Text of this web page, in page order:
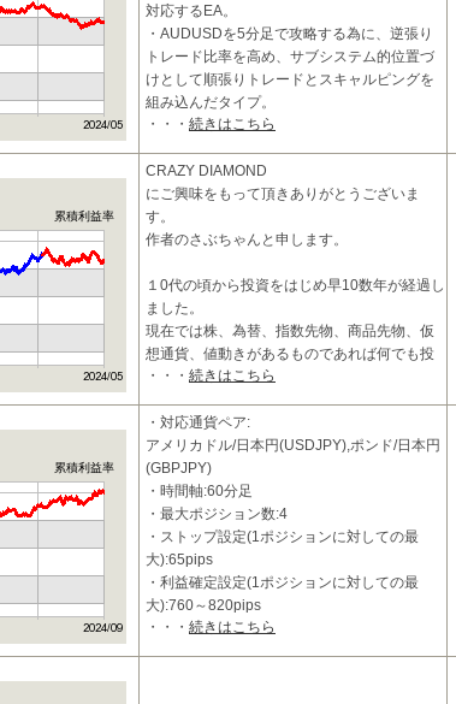
対応するEA。
・AUDUSDを5分足で攻略する為に、逆張り
トレード比率を高め、サブシステム的位置づ
けとして順張りトレードとスキャルピングを
組み込んだタイプ。
・最大で3ポジションまで保有。
・・・ 続きはこちら
累積利益率
CRAZY DIAMOND
にご興味をもって頂きありがとうございま
す。
作者のさぶちゃんと申します。
１0代の頃から投資をはじめ早10数年が経過し
ました。
現在では株、為替、指数先物、商品先物、仮
想通貨、値動きがあるものであれば何でも投
資対象にしております。
おかげ様
・・・ 続きはこちら
累積利益率
・対応通貨ペア:
アメリカドル/日本円(USDJPY),ポンド/日本円
(GBPJPY)
・時間軸:60分足
・最大ポジション数:4
・ストップ設定(1ポジションに対しての最
大):65pips
・利益確定設定(1ポジションに対しての最
大):760～820pips
・両建て:なし
・・・ 続きはこちら